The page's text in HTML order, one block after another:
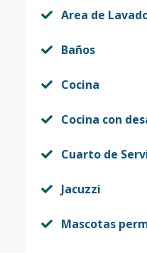
Area de
Baños
Cocina
Cocina con
Cuarto de
Jacuzzi
Mascotas